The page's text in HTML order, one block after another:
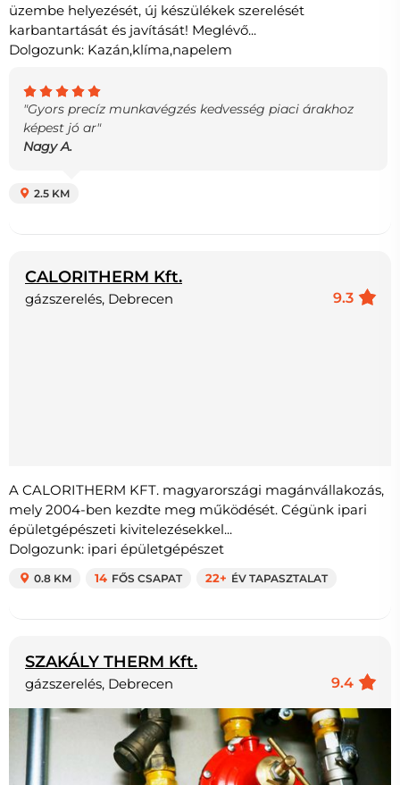
üzembe helyezését, új készülékek szerelését
karbantartását és javítását! Meglévő...
Dolgozunk: Kazán,klíma,napelem
"Gyors precíz munkavégzés kedvesség piaci árakhoz
képest jó ar"
Nagy A.
2.5 KM
CALORITHERM Kft.
9.3
gázszerelés, Debrecen
A CALORITHERM KFT. magyarországi magánvállakozás,
mely 2004-ben kezdte meg működését. Cégünk ipari
épületgépészeti kivitelezésekkel...
Dolgozunk: ipari épületgépészet
0.8 KM 14 FŐS CSAPAT 22+ ÉV TAPASZTALAT
SZAKÁLY THERM Kft.
9.4
gázszerelés, Debrecen